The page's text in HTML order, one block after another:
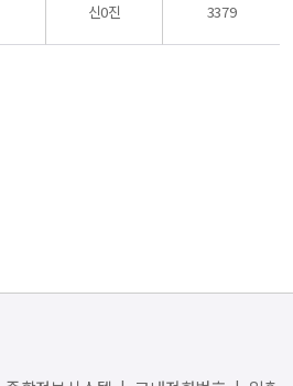
신0진 3379